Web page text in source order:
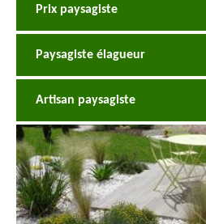
Prix paysagiste
Paysagiste élagueur
Artisan paysagiste